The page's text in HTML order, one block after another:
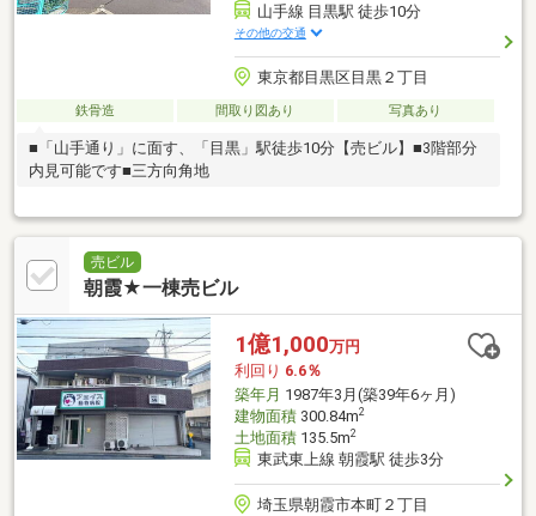
山手線 目黒駅 徒歩10分
その他の交通
東京都目黒区目黒２丁目
鉄骨造 間取り図あり 写真あり
■「山手通り」に面す、「目黒」駅徒歩10分【売ビル】■3階部分
内見可能です■三方向角地
売ビル
朝霞★一棟売ビル
1億1,000万円
利回り 6.6％
築年月 1987年3月(築39年6ヶ月)
建物面積300.84m2
土地面積135.5m2
東武東上線 朝霞駅 徒歩3分
埼玉県朝霞市本町２丁目